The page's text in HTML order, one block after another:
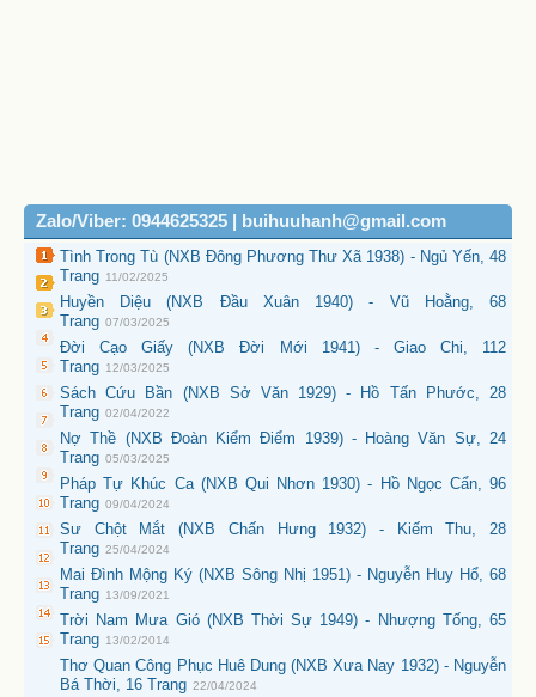
Zalo/Viber: 0944625325 | buihuuhanh@gmail.com
Tình Trong Tù (NXB Đông Phương Thư Xã 1938) - Ngủ Yến, 48
Trang 11/02/2025
Huyền Diệu (NXB Đầu Xuân 1940) - Vũ Hoằng, 68
Trang 07/03/2025
Đời Cạo Giấy (NXB Đời Mới 1941) - Giao Chi, 112
Trang 12/03/2025
Sách Cứu Bần (NXB Sở Văn 1929) - Hồ Tấn Phước, 28
Trang 02/04/2022
Nợ Thề (NXB Đoàn Kiểm Điểm 1939) - Hoàng Văn Sự, 24
Trang 05/03/2025
Pháp Tự Khúc Ca (NXB Qui Nhơn 1930) - Hồ Ngọc Cẩn, 96
Trang 09/04/2024
Sư Chột Mắt (NXB Chấn Hưng 1932) - Kiếm Thu, 28
Trang 25/04/2024
Mai Đình Mộng Ký (NXB Sông Nhị 1951) - Nguyễn Huy Hổ, 68
Trang 13/09/2021
Trời Nam Mưa Gió (NXB Thời Sự 1949) - Nhượng Tống, 65
Trang 13/02/2014
Thơ Quan Công Phục Huê Dung (NXB Xưa Nay 1932) - Nguyễn
Bá Thời, 16 Trang 22/04/2024